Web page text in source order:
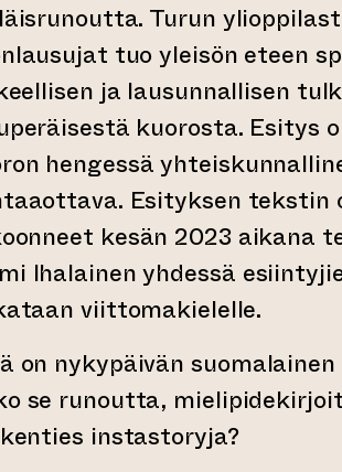
Turun
tuo yleisön eteen
ja lausunnallisen
kuorosta. Esitys
hengessä
Esityksen
kesän 2023 aikana
Ihalainen yhdessä
viittomakielelle.
on nykypäivän
se runoutta,
instastoryja?